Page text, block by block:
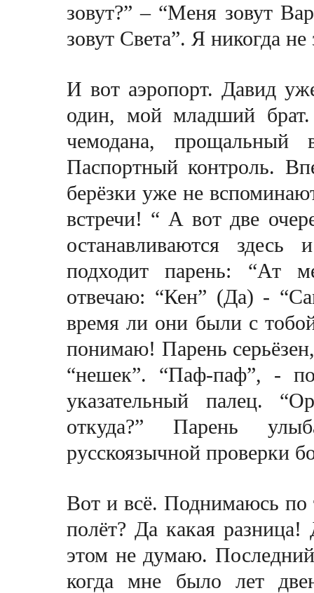
зовут?” – “Меня зовут
зовут Света”. Я никогда
И вот аэропорт. Давид
один, мой младший
чемодана, прощальный
Паспортный контроль.
берёзки уже не
встречи! “ А вот две
останавливаются
подходит парень: “Ат
отвечаю: “Кен” (Да) -
время ли они были с
понимаю! Парень
“нешек”. “Паф-паф”, -
указательный палец. “
откуда?” Парень
русскоязычной проверки
Вот и всё. Поднимаюсь по
полёт? Да какая
этом не думаю.
когда мне было лет